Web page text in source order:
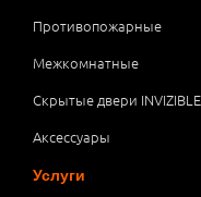
Противопожарные
Межкомнатные
Скрытые двери INVIZIBLE
Аксессуары
Услуги